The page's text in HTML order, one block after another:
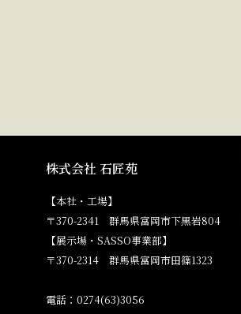
株式会社 石匠苑
【本社・工場】
〒370-2341 群馬県富岡市下黒岩804
【展示場・SASSO事業部】
〒370-2314 群馬県富岡市田篠1323
電話：0274(63)3056